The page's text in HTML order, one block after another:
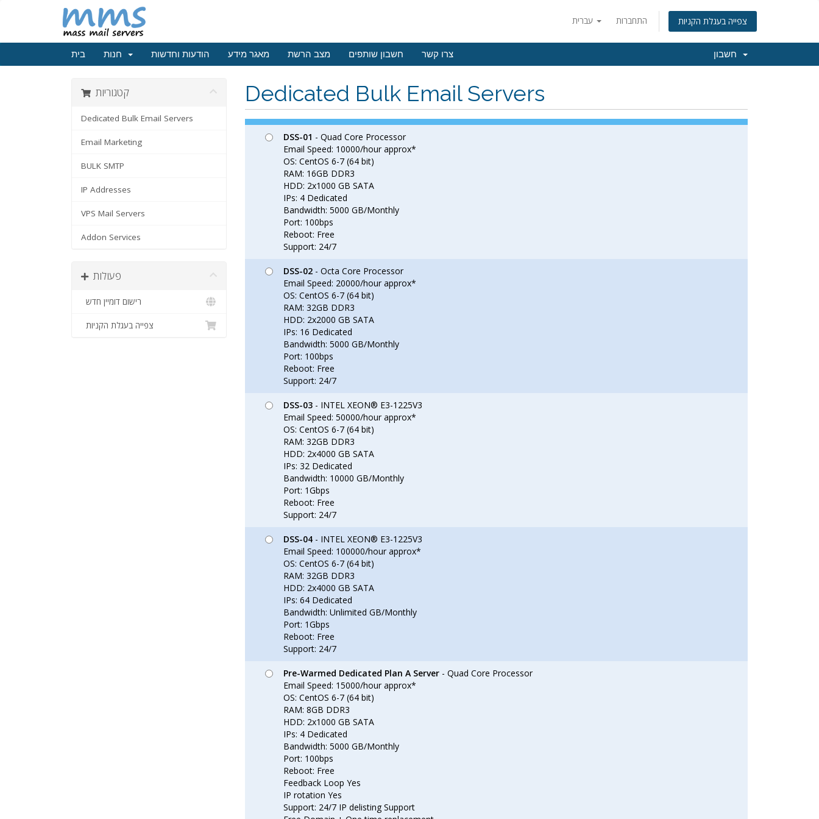
התחברות צפייה בעגלת הקניות
בית הודעות וחדשות מאגר מידע מצב הרשת חשבון שותפים צרו קשר
Dedicated Bulk Email Servers קטגוריות
Dedicated Bulk Email Servers
Email Marketing
BULK SMTP
IP Addresses
VPS Mail Servers
Addon Services
פעולות
רישום דומיין חדש
צפייה בעגלת הקניות
DSS-01 - Quad Core Processor
Email Speed: 10000/hour approx*
OS: CentOS 6-7 (64 bit)
RAM: 16GB DDR3
HDD: 2x1000 GB SATA
IPs: 4 Dedicated
Bandwidth: 5000 GB/Monthly
Port: 100bps
Reboot: Free
Support: 24/7
DSS-02 - Octa Core Processor
Email Speed: 20000/hour approx*
OS: CentOS 6-7 (64 bit)
RAM: 32GB DDR3
HDD: 2x2000 GB SATA
IPs: 16 Dedicated
Bandwidth: 5000 GB/Monthly
Port: 100bps
Reboot: Free
Support: 24/7
DSS-03 - INTEL XEON® E3-1225V3
Email Speed: 50000/hour approx*
OS: CentOS 6-7 (64 bit)
RAM: 32GB DDR3
HDD: 2x4000 GB SATA
IPs: 32 Dedicated
Bandwidth: 10000 GB/Monthly
Port: 1Gbps
Reboot: Free
Support: 24/7
DSS-04 - INTEL XEON® E3-1225V3
Email Speed: 100000/hour approx*
OS: CentOS 6-7 (64 bit)
RAM: 32GB DDR3
HDD: 2x4000 GB SATA
IPs: 64 Dedicated
Bandwidth: Unlimited GB/Monthly
Port: 1Gbps
Reboot: Free
Support: 24/7
Pre-Warmed Dedicated Plan A Server - Quad Core Processor
Email Speed: 15000/hour approx*
OS: CentOS 6-7 (64 bit)
RAM: 8GB DDR3
HDD: 2x1000 GB SATA
IPs: 4 Dedicated
Bandwidth: 5000 GB/Monthly
Port: 100bps
Reboot: Free
Feedback Loop Yes
IP rotation Yes
Support: 24/7 IP delisting Support